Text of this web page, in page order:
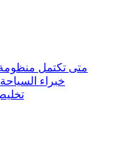
متى تكتمل
خبراء